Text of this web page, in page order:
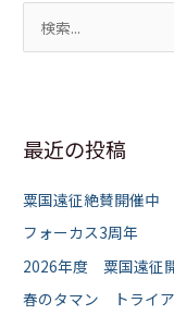
索
:最近の投稿
粟国遠征絶賛開催中
フォーカス3周年
2026年度 粟国遠征
春のタマン トライ